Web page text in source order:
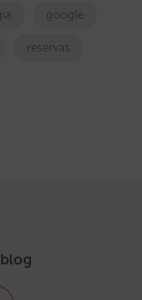
google
reservas